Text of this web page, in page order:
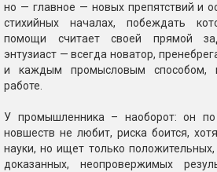
но — главное — новых препятствий и
стихийных началах, побеждать
помощи считает своей прямой
энтузиаст — всегда новатор,
и каждым промысловым способом,
работе.
У промышленника – наоборот: он по
новшеств не любит, риска боится,
науки, но ищет только
доказанных, неопровержимых